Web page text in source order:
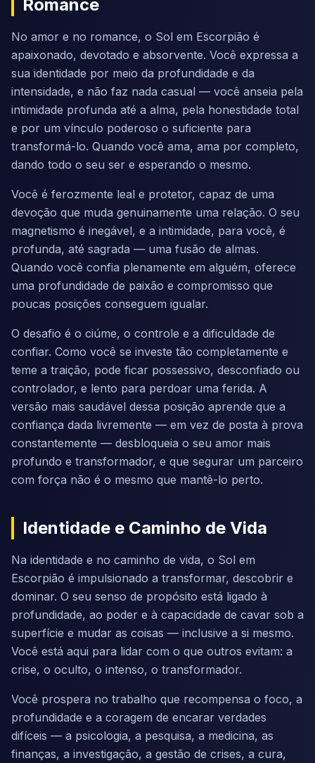
Romance
No amor e no romance, o Sol em Escorpião é
apaixonado, devotado e absorvente. Você expressa a
sua identidade por meio da profundidade e da
intensidade, e não faz nada casual — você anseia pela
intimidade profunda até a alma, pela honestidade total
e por um vínculo poderoso o suficiente para
transformá-lo. Quando você ama, ama por completo,
dando todo o seu ser e esperando o mesmo.
Você é ferozmente leal e protetor, capaz de uma
devoção que muda genuinamente uma relação. O seu
magnetismo é inegável, e a intimidade, para você, é
profunda, até sagrada — uma fusão de almas.
Quando você confia plenamente em alguém, oferece
uma profundidade de paixão e compromisso que
poucas posições conseguem igualar.
O desafio é o ciúme, o controle e a dificuldade de
confiar. Como você se investe tão completamente e
teme a traição, pode ficar possessivo, desconfiado ou
controlador, e lento para perdoar uma ferida. A
versão mais saudável dessa posição aprende que a
confiança dada livremente — em vez de posta à prova
constantemente — desbloqueia o seu amor mais
profundo e transformador, e que segurar um parceiro
com força não é o mesmo que mantê-lo perto.
Identidade e Caminho de Vida
Na identidade e no caminho de vida, o Sol em
Escorpião é impulsionado a transformar, descobrir e
dominar. O seu senso de propósito está ligado à
profundidade, ao poder e à capacidade de cavar sob a
superfície e mudar as coisas — inclusive a si mesmo.
Você está aqui para lidar com o que outros evitam: a
crise, o oculto, o intenso, o transformador.
Você prospera no trabalho que recompensa o foco, a
profundidade e a coragem de encarar verdades
difíceis — a psicologia, a pesquisa, a medicina, as
finanças, a investigação, a gestão de crises, a cura,